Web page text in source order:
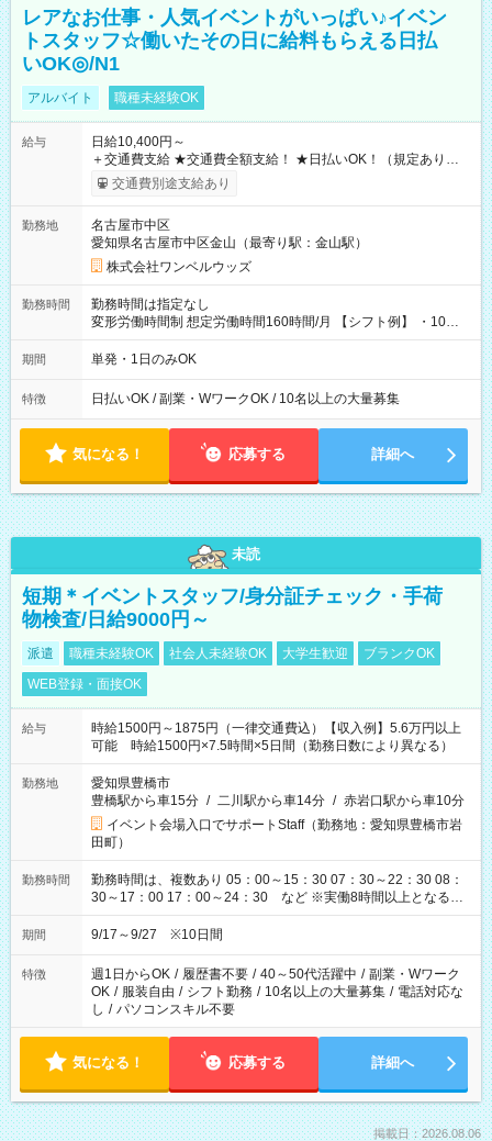
レアなお仕事・人気イベントがいっぱい♪イベン
トスタッフ☆働いたその日に給料もらえる日払
いOK◎/N1
アルバイト 職種未経験OK
給与
日給10,400円～
＋交通費支給 ★交通費全額支給！ ★日払いOK！（規定あり） ┗
働いたその日に現金GET♪ お仕事後はコンビニATMから 日払
交通費別途支給あり
勤務地
名古屋市中区
愛知県名古屋市中区金山（最寄り駅：金山駅）
株式会社ワンベルウッズ
勤務時間
勤務時間は指定なし
変形労働時間制 想定労働時間160時間/月 【シフト例】 ・10：
00～20：00
期間 単発・1日のみOK
特徴 日払いOK / 副業・WワークOK / 10名以上の大量募集
気になる！ 応募する 詳細へ
未読
短期＊イベントスタッフ/身分証チェック・手荷
物検査/日給9000円～
派遣 職種未経験OK 社会人未経験OK 大学生歓迎
ブランクOK
WEB登録・面接OK
給与
時給1500円～1875円（一律交通費込）【収入例】5.6万円以上
可能 時給1500円×7.5時間×5日間（勤務日数により異なる）
勤務地
愛知県豊橋市
豊橋駅から車15分 / 二川駅から車14分 / 赤岩口駅から車10分
イベント会場入口でサポートStaff（勤務地：愛知県豊橋市岩
田町）
勤務時間
勤務時間は、複数あり 05：00～15：30 07：30～22：30 08：
30～17：00 17：00～24：30 など ※実働8時間以上となる勤
務もあります。 【休憩】60分+他休憩あり 交替で取得します。
安全面に配慮しこまめな休憩があります。
期間 9/17～9/27 ※10日間
特徴 週1日からOK / 履歴書不要 / 40～50代活躍中 / 副業・Wワーク
OK / 服装自由 / シフト勤務 / 10名以上の大量募集 / 電話対応な
し / パソコンスキル不要
気になる！ 応募する 詳細へ
掲載日：2026.08.06